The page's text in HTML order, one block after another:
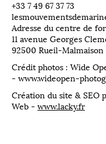
​+33 7 49 67 37 73
Adresse du centre de
11 avenue Georges
92500 Rueil-Malmaison
Crédit photos : Wide
- www.wideopen-
Création du site & SEO
Web - www.lacky.fr